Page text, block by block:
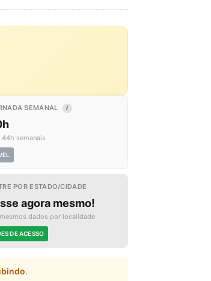
SEMANAL I
semanais
POR ESTADO/CIDADE
agora mesmo!
dados por localidade
DE ACESSO
.